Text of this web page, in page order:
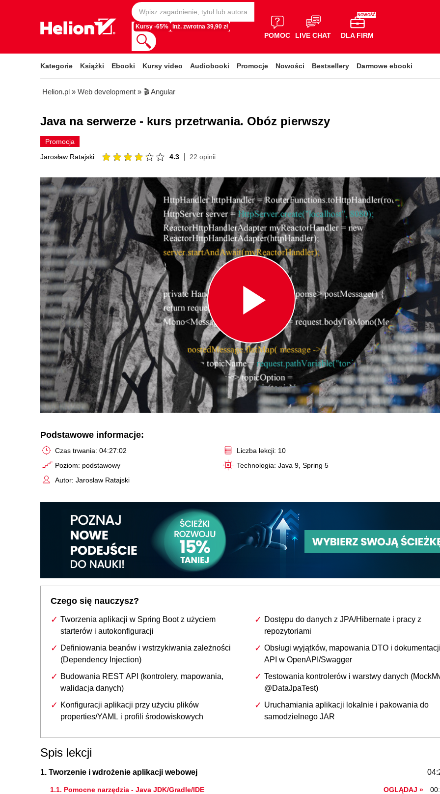
Kursy -65% Inż. zwrotna 39,90 zł
POMOC LIVE CHAT
NOWOŚĆ
DLA FIRM
Kategorie Książki Ebooki Kursy video Audiobooki Promocje Nowości Bestsellery Darmowe ebooki
Helion.pl » Web development » 🎬 Angular
Java na serwerze - kurs przetrwania. Obóz pierwszy
Promocja
Jarosław Ratajski
4.3 22 opinii
Play
Video
Podstawowe informacje:
Czas trwania: 04:27:02
Poziom: podstawowy
Autor: Jarosław Ratajski
Liczba lekcji: 10
Technologia: Java 9, Spring 5
Czego się nauczysz?
Tworzenia aplikacji w Spring Boot z użyciem
starterów i autokonfiguracji
Definiowania beanów i wstrzykiwania zależności
(Dependency Injection)
Budowania REST API (kontrolery, mapowania,
walidacja danych)
Konfiguracji aplikacji przy użyciu plików
properties/YAML i profili środowiskowych
Dostępu do danych z JPA/Hibernate i pracy z
repozytoriami
Obsługi wyjątków, mapowania DTO i
API w OpenAPI/Swagger
Testowania kontrolerów i warstwy danych
@DataJpaTest)
Uruchamiania aplikacji lokalnie i pakowania do
samodzielnego JAR
Spis lekcji
1. Tworzenie i wdrożenie aplikacji webowej
1.1. Pomocne narzędzia - Java JDK/Gradle/IDE OGLĄDAJ »